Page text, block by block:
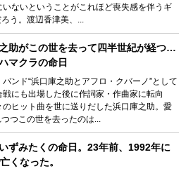
いないということがこれほど喪失感を伴うギ
う。渡辺香津美、...
助がこの世を去って四半世紀が経つ…
マクラの命日
バンド“浜口庫之助とアフロ・クバーノ”として
戦にも出場した後に作詞家・作曲家に転向
のヒット曲を世に送りだした浜口庫之助。愛
つこの世を去ったのは...
ずみたくの命日。23年前、1992年に
くなった。